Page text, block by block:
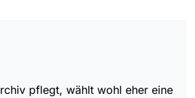
pflegt, wählt wohl eher eine